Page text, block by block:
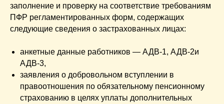
заполнение и проверку на соответствие требованиям
ПФР регламентированных форм, содержащих
следующие сведения о застрахованных лицах:
анкетные данные работников — АДВ-1, АДВ-2и
АДВ-3,
заявления о добровольном вступлении в
правоотношения по обязательному пенсионному
страхованию в целях уплаты дополнительных